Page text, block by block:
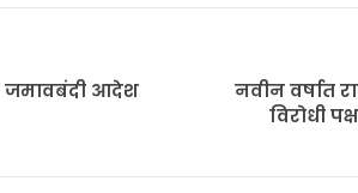
जमावबंदी आदेश
नवीन वर्षात
विरोधी